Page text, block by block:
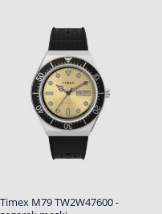
Timex M79 TW2W47600 -